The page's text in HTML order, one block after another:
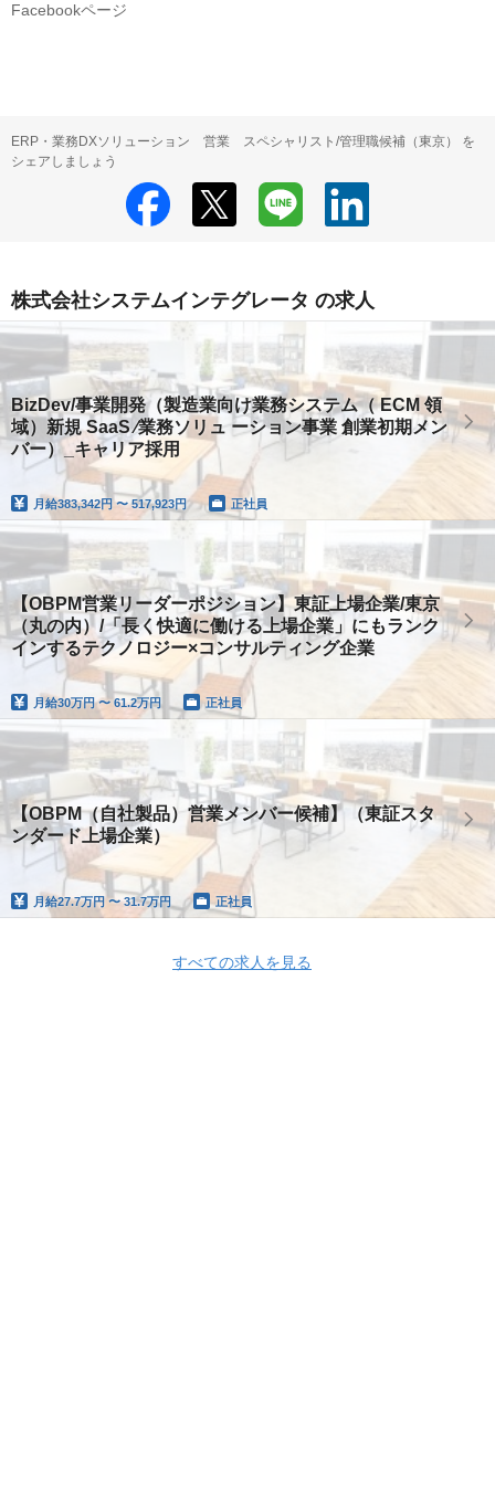
Facebookページ
ERP・業務DXソリューション 営業 スペシャリスト/管理職候補（東京） を
シェアしましょう
株式会社システムインテグレータ の求人
BizDev/事業開発（製造業向け業務システム（ ECM 領
域）新規 SaaS ∕業務ソリュ ーション事業 創業初期メン
バー）_キャリア採用
月給383,342円 〜 517,923円 正社員
【OBPM営業リーダーポジション】東証上場企業/東京
（丸の内）/「長く快適に働ける上場企業」にもランク
インするテクノロジー×コンサルティング企業
月給30万円 〜 61.2万円 正社員
【OBPM（自社製品）営業メンバー候補】（東証スタ
ンダード上場企業）
月給27.7万円 〜 31.7万円 正社員
すべての求人を見る